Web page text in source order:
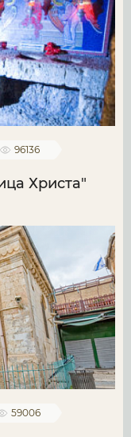
96136
Христа"
59006